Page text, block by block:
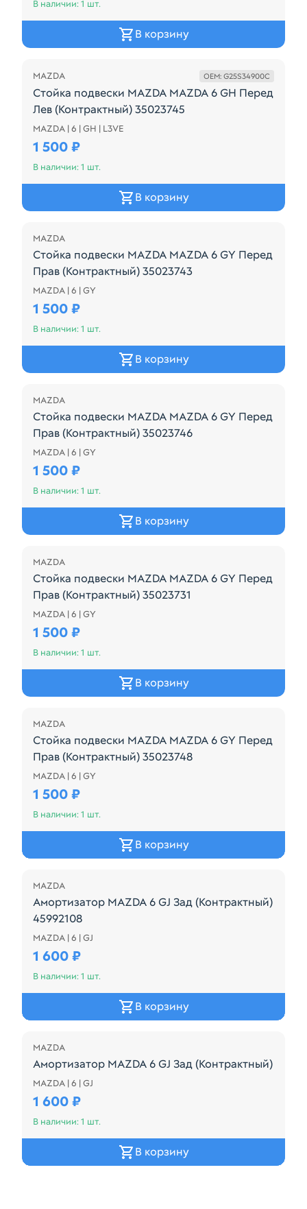
В наличии: 1 шт.
В корзину
MAZDA OEM: G25S34900C
Стойка подвески MAZDA MAZDA 6 GH Перед
Лев (Контрактный) 35023745
Подходит Для моделей Mazda Atenza, GG3P, GG3S,
MAZDA | 6 | GH | L3VE
1 500 ₽
В наличии: 1 шт.
В корзину
MAZDA
Стойка подвески MAZDA MAZDA 6 GY Перед
Прав (Контрактный) 35023743
Подходит Для моделей Mazda Atenza, GG3P, GG3S,
MAZDA | 6 | GY
1 500 ₽
В наличии: 1 шт.
В корзину
MAZDA
Стойка подвески MAZDA MAZDA 6 GY Перед
Прав (Контрактный) 35023746
Подходит Для моделей Mazda Atenza, GG3P, GG3S,
MAZDA | 6 | GY
1 500 ₽
В наличии: 1 шт.
В корзину
MAZDA
Стойка подвески MAZDA MAZDA 6 GY Перед
Прав (Контрактный) 35023731
Подходит Для моделей Mazda Atenza, GG3P, GG3S,
MAZDA | 6 | GY
1 500 ₽
В наличии: 1 шт.
В корзину
MAZDA
Стойка подвески MAZDA MAZDA 6 GY Перед
Прав (Контрактный) 35023748
Подходит Для моделей Mazda Atenza, GG3P, GG3S,
MAZDA | 6 | GY
1 500 ₽
В наличии: 1 шт.
В корзину
MAZDA
Амортизатор MAZDA 6 GJ Зад (Контрактный)
45992108
Амортизатор MAZDA 6 GJ Зад (Контрактный)
MAZDA | 6 | GJ
1 600 ₽
В наличии: 1 шт.
В корзину
MAZDA
Амортизатор MAZDA 6 GJ Зад (Контрактный)
Амортизатор MAZDA 6 GJ Зад (Контрактный)
MAZDA | 6 | GJ
1 600 ₽
В наличии: 1 шт.
В корзину